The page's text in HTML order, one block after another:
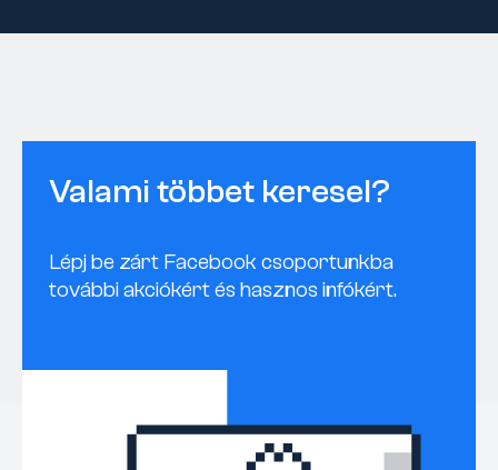
Valami többet keresel?
Lépj be zárt Facebook csoportunkba
további akciókért és hasznos infókért.